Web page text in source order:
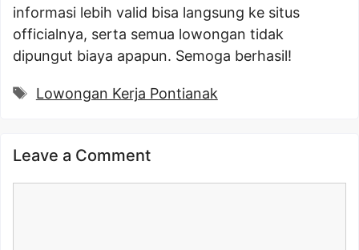
informasi lebih valid bisa langsung ke situs
officialnya, serta semua lowongan tidak
dipungut biaya apapun. Semoga berhasil!
Tags
Lowongan Kerja Pontianak
Leave a Comment